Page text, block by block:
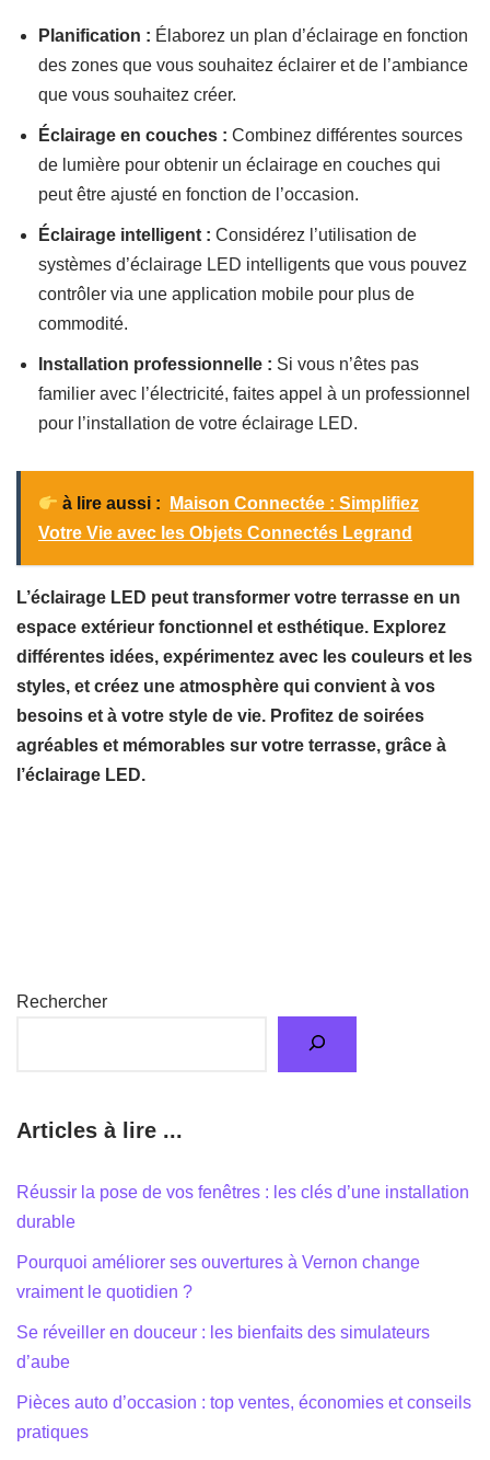
Planification : Élaborez un plan d’éclairage en fonction
des zones que vous souhaitez éclairer et de l’ambiance
que vous souhaitez créer.
Éclairage en couches : Combinez différentes sources
de lumière pour obtenir un éclairage en couches qui
peut être ajusté en fonction de l’occasion.
Éclairage intelligent : Considérez l’utilisation de
systèmes d’éclairage LED intelligents que vous pouvez
contrôler via une application mobile pour plus de
commodité.
Installation professionnelle : Si vous n’êtes pas
familier avec l’électricité, faites appel à un professionnel
pour l’installation de votre éclairage LED.
à lire aussi :
Maison Connectée : Simplifiez
Votre Vie avec les Objets Connectés Legrand
L’éclairage LED peut transformer votre terrasse en un
espace extérieur fonctionnel et esthétique. Explorez
différentes idées, expérimentez avec les couleurs et les
styles, et créez une atmosphère qui convient à vos
besoins et à votre style de vie. Profitez de soirées
agréables et mémorables sur votre terrasse, grâce à
l’éclairage LED.
Rechercher
Articles à lire ...
Réussir la pose de vos fenêtres : les clés d’une installation
durable
Pourquoi améliorer ses ouvertures à Vernon change
vraiment le quotidien ?
Se réveiller en douceur : les bienfaits des simulateurs
d’aube
Pièces auto d’occasion : top ventes, économies et conseils
pratiques